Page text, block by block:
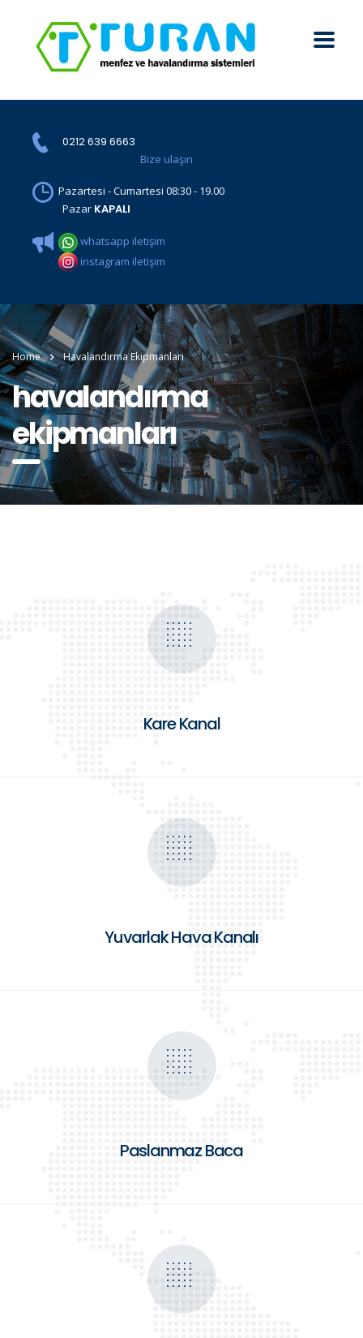
0212 639 6663
Bize ulaşın
Pazartesi - Cumartesi 08:30 - 19.00
Pazar KAPALI
whatsapp iletişim
instagram iletişim
Home Havalandırma Ekipmanları
havalandırma
ekipmanları
Kare Kanal
Yuvarlak Hava Kanalı
Paslanmaz Baca